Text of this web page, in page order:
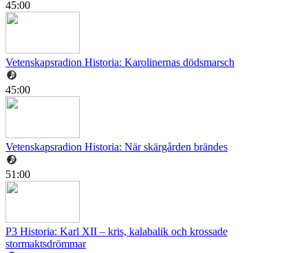
45:00
Vetenskapsradion Historia: Karolinernas dödsmarsch
45:00
Vetenskapsradion Historia: När skärgården brändes
51:00
P3 Historia: Karl XII – kris, kalabalik och krossade
stormaktsdrömmar